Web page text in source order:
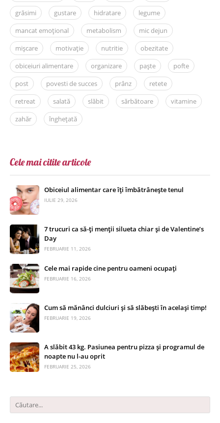
grăsimi
gustare hidratare
legume
mancat emoțional
metabolism
mic dejun
mișcare
motivație nutritie
obezitate
obiceiuri alimentare
organizare paște
pofte
post
povesti de succes prânz
retete
retreat
salată slăbit sărbătoare
vitamine
zahăr
înghețată
Cele mai citite articole
Obiceiul alimentar care îți îmbătrânește tenul
IULIE 29, 2026
7 trucuri ca să-ți menții silueta chiar și de Valentine’s
Day
FEBRUARIE 11, 2026
Cele mai rapide cine pentru oameni ocupați
FEBRUARIE 16, 2026
Cum să mănânci dulciuri și să slăbești în același timp!
FEBRUARIE 19, 2026
A slăbit 43 kg. Pasiunea pentru pizza și programul de
noapte nu l-au oprit
FEBRUARIE 25, 2026